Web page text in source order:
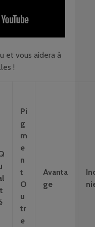
et vous aidera à
!
Pi
g
m
e
n
t
O
u
tr
e
Avanta
ge